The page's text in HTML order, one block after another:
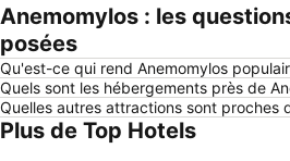
Anemomylos : les
posées
Qu'est-ce qui rend Anemomylos
Quels sont les hébergements près de
Quelles autres attractions sont proches
Plus de Top Hotels